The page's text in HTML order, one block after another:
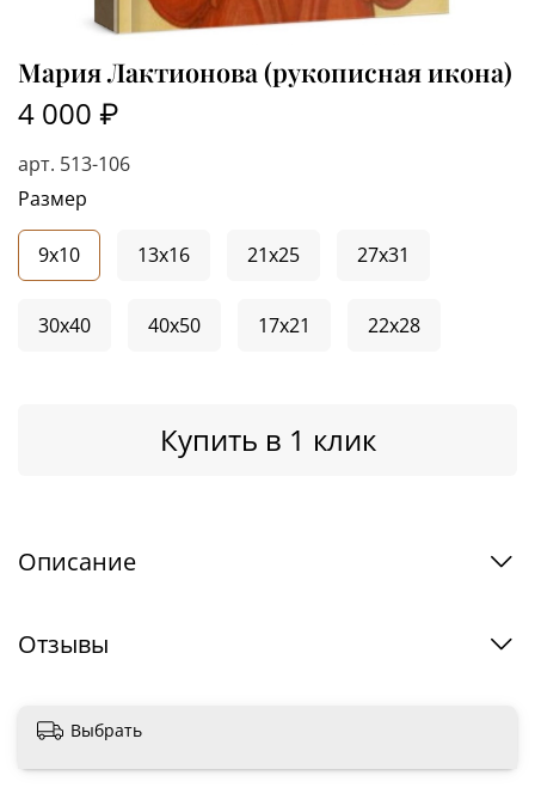
арт. 513-106
Мария Лактионова (рукописная икона)
4 000 ₽
Купить в 1 клик
Размер
9x10 13x16 21x25 27x31
30x40 40x50 17x21 22x28
Описание
Отзывы
Выбрать